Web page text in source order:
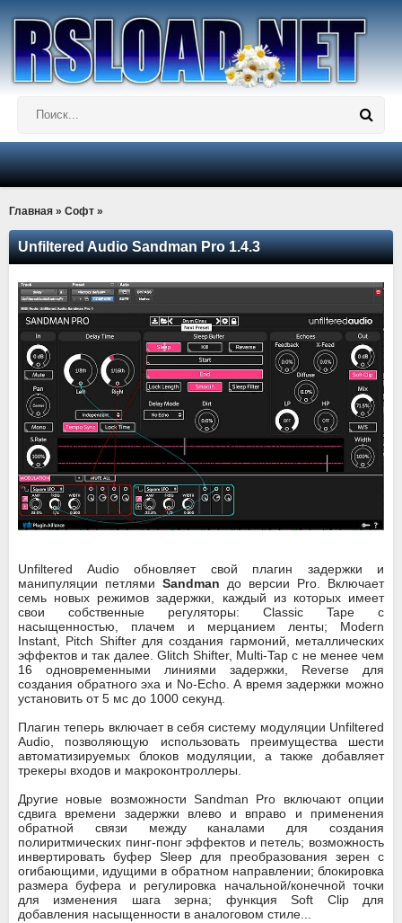
Главная » Софт »
Unfiltered Audio Sandman Pro 1.4.3
Unfiltered Audio обновляет свой плагин задержки и
манипуляции петлями Sandman до версии Pro. Включает
семь новых режимов задержки, каждый из которых имеет
свои собственные регуляторы: Classic Tape с
насыщенностью, плачем и мерцанием ленты; Modern
Instant, Pitch Shifter для создания гармоний, металлических
эффектов и так далее. Glitch Shifter, Multi-Tap с не менее чем
16 одновременными линиями задержки, Reverse для
создания обратного эха и No-Echo. А время задержки можно
установить от 5 мс до 1000 секунд.
Плагин теперь включает в себя систему модуляции Unfiltered
Audio, позволяющую использовать преимущества шести
автоматизируемых блоков модуляции, а также добавляет
трекеры входов и макроконтроллеры.
Другие новые возможности Sandman Pro включают опции
сдвига времени задержки влево и вправо и применения
обратной связи между каналами для создания
полиритмических пинг-понг эффектов и петель; возможность
инвертировать буфер Sleep для преобразования зерен с
огибающими, идущими в обратном направлении; блокировка
размера буфера и регулировка начальной/конечной точки
для изменения шага зерна; функция Soft Clip для
добавления насыщенности в аналоговом стиле...